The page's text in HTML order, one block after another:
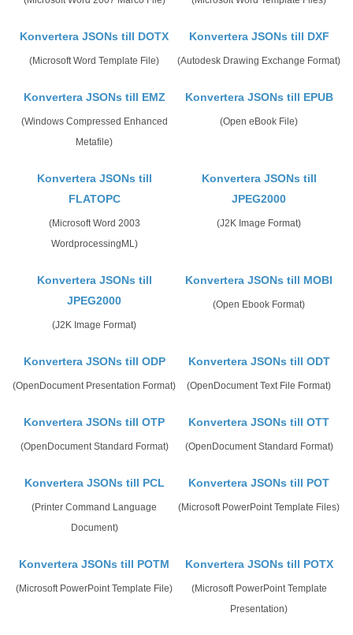
Konvertera JSONs till DOTX
(Microsoft Word Template File)
Konvertera JSONs till DXF
(Autodesk Drawing Exchange Format)
Konvertera JSONs till EMZ
(Windows Compressed Enhanced
Metafile)
Konvertera JSONs till EPUB
(Open eBook File)
Konvertera JSONs till
FLATOPC
(Microsoft Word 2003
WordprocessingML)
Konvertera JSONs till
JPEG2000
(J2K Image Format)
Konvertera JSONs till
JPEG2000
(J2K Image Format)
Konvertera JSONs till MOBI
(Open Ebook Format)
Konvertera JSONs till ODP
(OpenDocument Presentation Format)
Konvertera JSONs till ODT
(OpenDocument Text File Format)
Konvertera JSONs till OTP
(OpenDocument Standard Format)
Konvertera JSONs till OTT
(OpenDocument Standard Format)
Konvertera JSONs till PCL
(Printer Command Language
Document)
Konvertera JSONs till POT
(Microsoft PowerPoint Template Files)
Konvertera JSONs till POTM
(Microsoft PowerPoint Template File)
Konvertera JSONs till POTX
(Microsoft PowerPoint Template
Presentation)